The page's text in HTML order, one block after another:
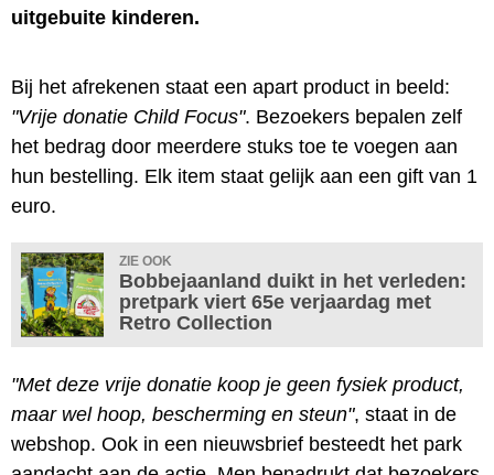
uitgebuite kinderen.
Bij het afrekenen staat een apart product in beeld:
"Vrije donatie Child Focus". Bezoekers bepalen zelf
het bedrag door meerdere stuks toe te voegen aan
hun bestelling. Elk item staat gelijk aan een gift van 1
euro.
ZIE OOK
Bobbejaanland duikt in het verleden:
pretpark viert 65e verjaardag met
Retro Collection
"Met deze vrije donatie koop je geen fysiek product,
maar wel hoop, bescherming en steun", staat in de
webshop. Ook in een nieuwsbrief besteedt het park